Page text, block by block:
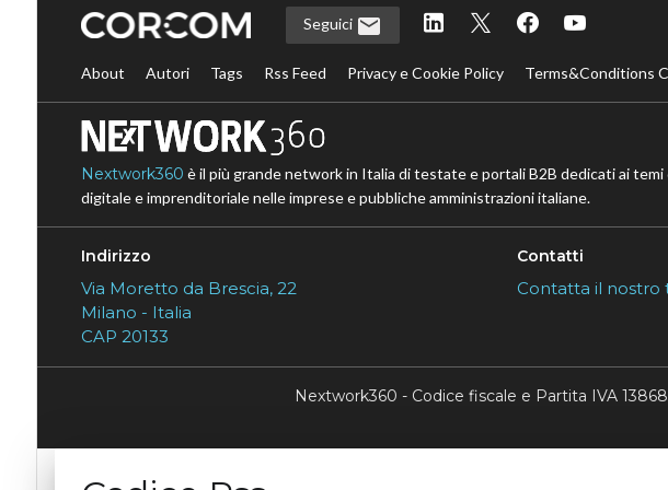
Seguici
About Autori Tags Rss Feed Privacy e Cookie Policy Terms&Conditions
Nextwork360 è il più grande network in Italia di testate e portali B2B dedicati ai
digitale e imprenditoriale nelle imprese e pubbliche amministrazioni italiane.
Indirizzo
Via Moretto da Brescia, 22
Milano - Italia
CAP 20133
Contatti
Contatta il nostro
Nextwork360 - Codice fiscale e Partita IVA